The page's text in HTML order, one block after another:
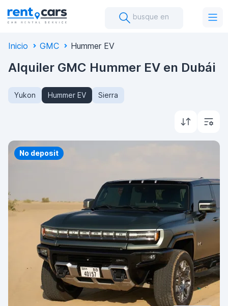
busque en
Inicio GMC Hummer EV
Alquiler GMC Hummer EV en Dubái
Yukon Hummer EV Sierra
No deposit